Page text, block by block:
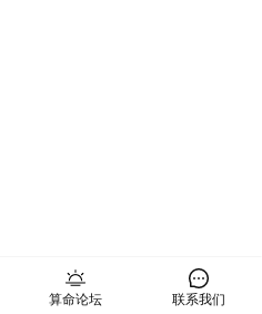
算命论坛 联系我们